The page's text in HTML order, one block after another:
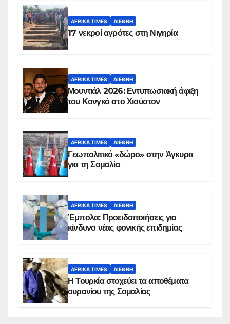
AFRIKA TIMES ΔΙΕΘΝΉ
17 νεκροί αγρότες στη Νιγηρία
AFRIKA TIMES ΔΙΕΘΝΉ
Μουντιάλ 2026: Εντυπωσιακή άφιξη
του Κονγκό στο Χιούστον
AFRIKA TIMES ΔΙΕΘΝΉ
Γεωπολιτικό «δώρο» στην Άγκυρα
για τη Σομαλία
AFRIKA TIMES ΔΙΕΘΝΉ
Έμπολα: Προειδοποιήσεις για
κίνδυνο νέας φονικής επιδημίας
AFRIKA TIMES ΔΙΕΘΝΉ
Η Τουρκία στοχεύει τα αποθέματα
ουρανίου της Σομαλίας